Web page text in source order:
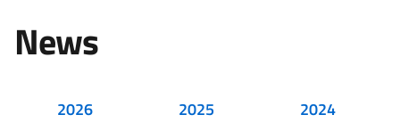
News
2026 2025 2024